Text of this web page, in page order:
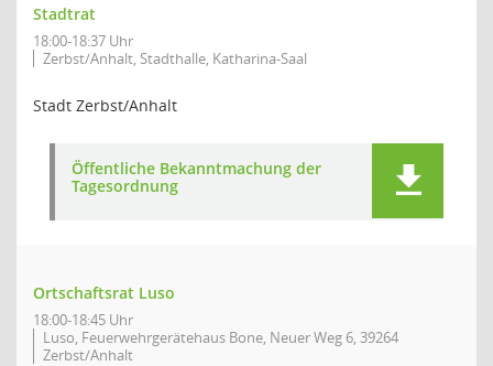
Stadtrat
18:00-18:37 Uhr
Zerbst/Anhalt, Stadthalle, Katharina-Saal
Stadt Zerbst/Anhalt
Öffentliche Bekanntmachung der
Tagesordnung
Ortschaftsrat Luso
18:00-18:45 Uhr
Luso, Feuerwehrgerätehaus Bone, Neuer Weg 6, 39264
Zerbst/Anhalt